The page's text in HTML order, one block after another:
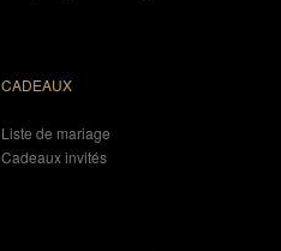
CADEAUX
Liste de mariage
Cadeaux invités